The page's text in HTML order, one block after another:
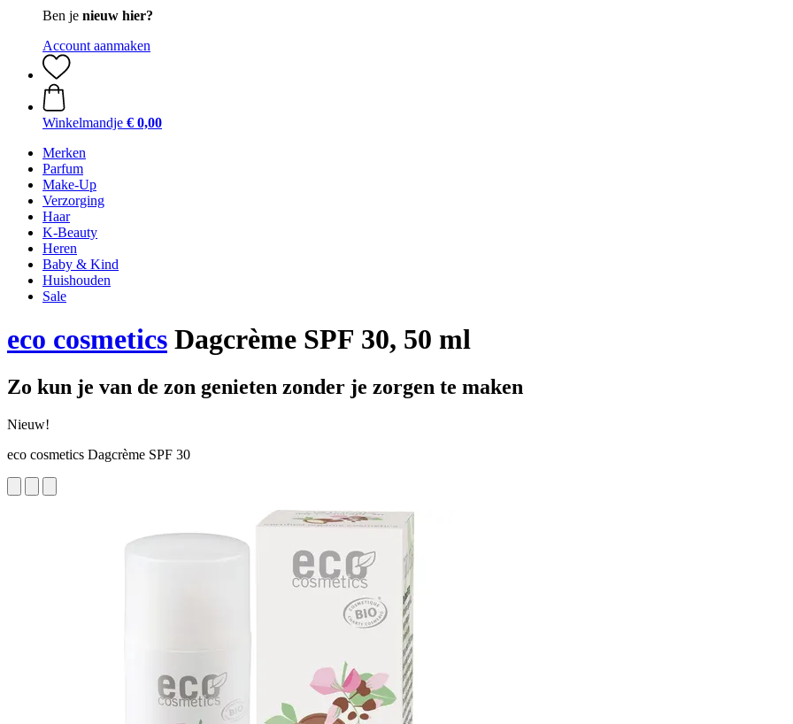
Ben je nieuw hier?
Account aanmaken
Winkelmandje € 0,00
Merken
Parfum
Make-Up
Verzorging
Haar
K-Beauty
Heren
Baby & Kind
Huishouden
Sale
eco cosmetics Dagcrème SPF 30, 50 ml
Zo kun je van de zon genieten zonder je zorgen te maken
Nieuw!
eco cosmetics Dagcrème SPF 30